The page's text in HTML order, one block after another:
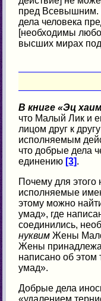
пред Всевышним.
дела человека
[необходимы
высших мирах
В книге «Эц
что Малый Лик и
лицом друг к другу
исполняемым
что добрые дела
единению [3].
Почему для
исполняемые
этому можно
умад», где
соединились,
нуквим Жены
Жены
написано об этом
умад».
Добрые дела